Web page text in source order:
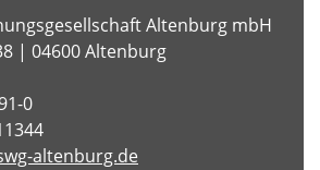
Altenburg mbH
| 04600 Altenburg
0
altenburg.de